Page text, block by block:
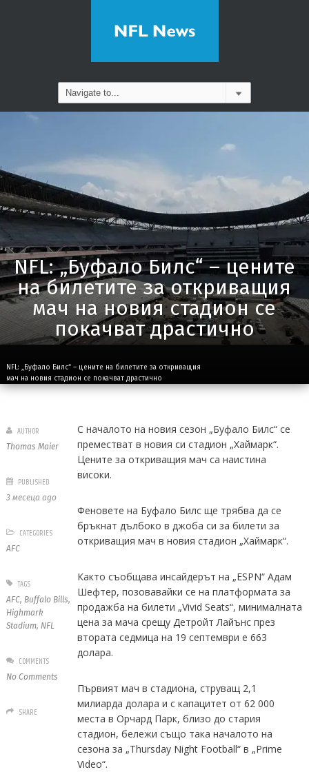
NFL: „Буфало Билс“ – цените
на билетите за откриващия
мач на новия стадион се
покачват драстично
NFL: „Буфало Билс“ – цените на билетите за откриващия
мач на новия стадион се покачват драстично
С началото на новия сезон „Буфало Билс“ се
преместват в новия си стадион „Хаймарк“.
Цените за откриващия мач са наистина
високи.
Феновете на Буфало Билс ще трябва да се
бръкнат дълбоко в джоба си за билети за
откриващия мач в новия стадион „Хаймарк“.
Както съобщава инсайдерът на „ESPN“ Адам
Шефтер, позовавайки се на платформата за
продажба на билети „Vivid Seats“, минималната
цена за мача срещу Детройт Лайънс през
втората седмица на 19 септември е 663
долара.
Първият мач в стадиона, струващ 2,1
милиарда долара и с капацитет от 62 000
места в Орчард Парк, близо до стария
стадион, бележи също така началото на
сезона за „Thursday Night Football“ в „Prime
Video“.
AUTHOR
Thomas Maier
PUBLISHED
3 месеца ago
CATEGORIES
AFC
TAGS
AFC, Buffalo Bills,
Highmark
Stadium, NFL
COMMENTS
No Comments
SHARE